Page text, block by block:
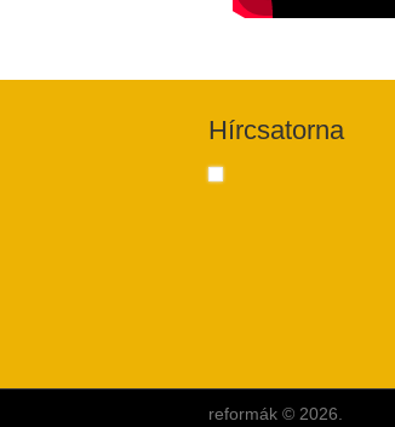
Hírcsatorna
reformák © 2026.